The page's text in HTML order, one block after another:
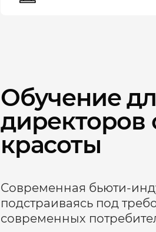
Обучение
директоров
красоты
Современная
подстраиваясь под
современных